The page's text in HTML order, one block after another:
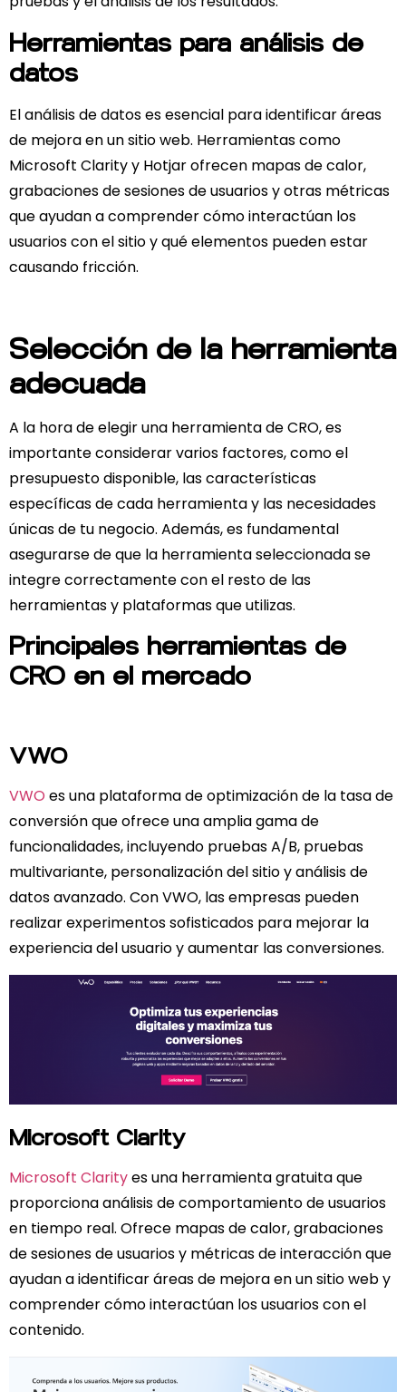
Herramientas para análisis de
datos
El análisis de datos es esencial para identificar áreas
de mejora en un sitio web. Herramientas como
Microsoft Clarity y Hotjar ofrecen mapas de calor,
grabaciones de sesiones de usuarios y otras métricas
que ayudan a comprender cómo interactúan los
usuarios con el sitio y qué elementos pueden estar
causando fricción.
Selección de la herramienta
adecuada
A la hora de elegir una herramienta de CRO, es
importante considerar varios factores, como el
presupuesto disponible, las características
específicas de cada herramienta y las necesidades
únicas de tu negocio. Además, es fundamental
asegurarse de que la herramienta seleccionada se
integre correctamente con el resto de las
herramientas y plataformas que utilizas.
Principales herramientas de
CRO en el mercado
VWO
VWO es una plataforma de optimización de la tasa de
conversión que ofrece una amplia gama de
funcionalidades, incluyendo pruebas A/B, pruebas
multivariante, personalización del sitio y análisis de
datos avanzado. Con VWO, las empresas pueden
realizar experimentos sofisticados para mejorar la
experiencia del usuario y aumentar las conversiones.
Microsoft Clarity
Microsoft Clarityes una herramienta gratuita que
proporciona análisis de comportamiento de usuarios
en tiempo real. Ofrece mapas de calor, grabaciones
de sesiones de usuarios y métricas de interacción que
ayudan a identificar áreas de mejora en un sitio web y
comprender cómo interactúan los usuarios con el
contenido.